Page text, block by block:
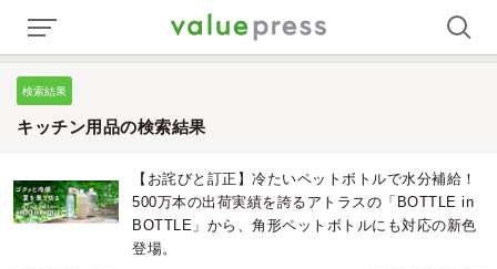
検索結果
キッチン用品の検索結果
【お詫びと訂正】冷たいペットボトルで水分補給！
500万本の出荷実績を誇るアトラスの「BOTTLE in
BOTTLE」から、角形ペットボトルにも対応の新色
登場。